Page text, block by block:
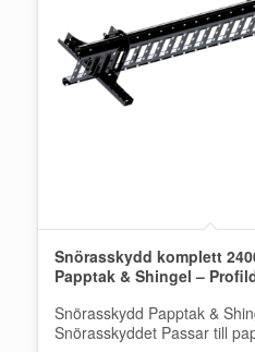
Snörasskydd komplett
Papptak & Shingel –
Snörasskydd Papptak &
Snörasskyddet Passar till